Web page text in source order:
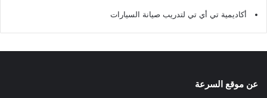
أكاديمية تي أي تي لتدريب صيانة السيارات
عن موقع السرعة